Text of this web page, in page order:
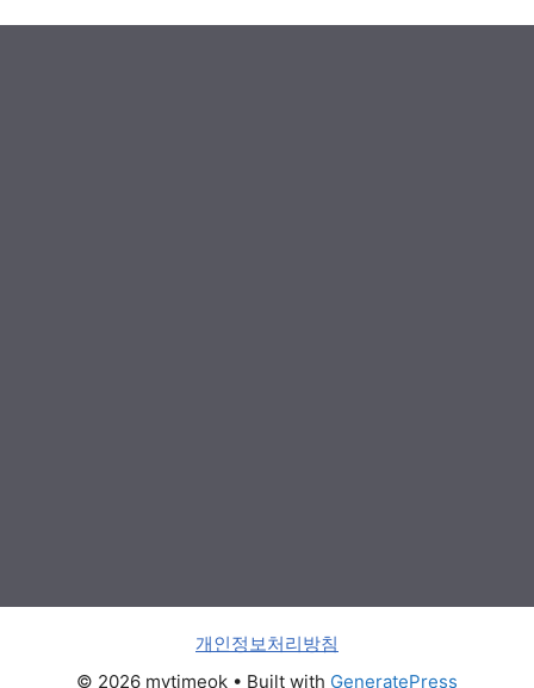
개인정보처리방침
© 2026 mytimeok • Built with GeneratePress